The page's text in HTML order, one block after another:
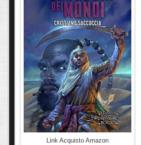
Link Acquisto Amazon